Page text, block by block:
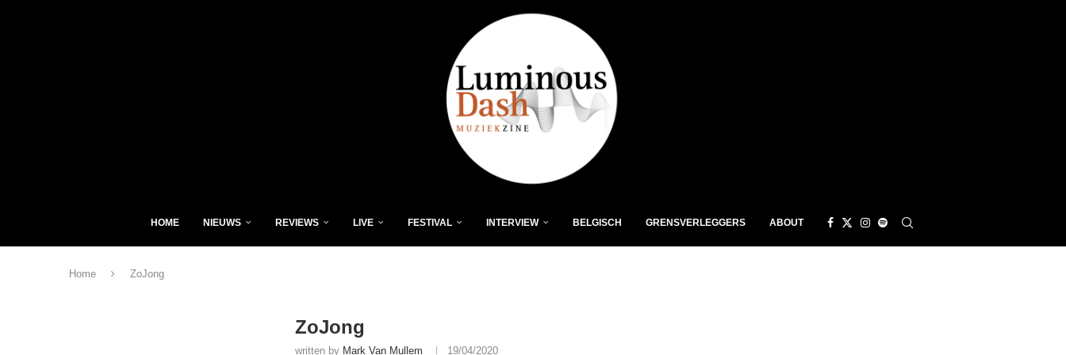
HOME NIEUWS REVIEWS LIVE FESTIVAL INTERVIEW BELGISCH GRENSVERLEGGERS ABOUT
Home ZoJong
ZoJong
written by Mark Van Mullem 19/04/2020